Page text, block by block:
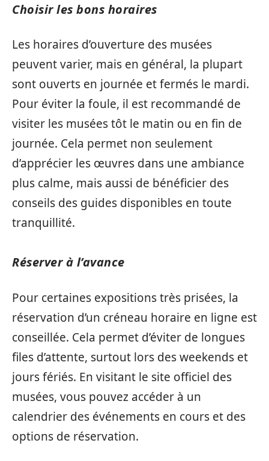
Choisir les bons horaires
Les horaires d’ouverture des musées
peuvent varier, mais en général, la plupart
sont ouverts en journée et fermés le mardi.
Pour éviter la foule, il est recommandé de
visiter les musées tôt le matin ou en fin de
journée. Cela permet non seulement
d’apprécier les œuvres dans une ambiance
plus calme, mais aussi de bénéficier des
conseils des guides disponibles en toute
tranquillité.
Réserver à l’avance
Pour certaines expositions très prisées, la
réservation d’un créneau horaire en ligne est
conseillée. Cela permet d’éviter de longues
files d’attente, surtout lors des weekends et
jours fériés. En visitant le site officiel des
musées, vous pouvez accéder à un
calendrier des événements en cours et des
options de réservation.